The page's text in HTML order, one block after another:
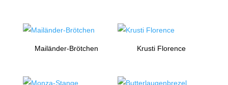
Mailänder-Brötchen Krusti Florence